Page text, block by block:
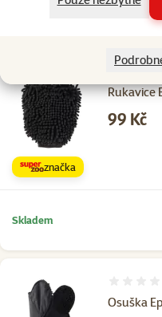
Rukavice
Cena
99 Kč
značka
Skladem
Osuška